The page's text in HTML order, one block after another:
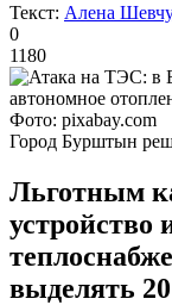
Текст: Алена
0
1180
Фото: pixabay.com
Город Бурштын
Льготным
устройство
выделять